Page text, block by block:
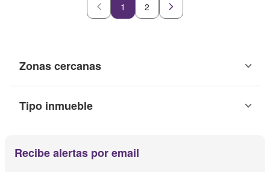
1 2
Zonas cercanas
Tipo inmueble
Recibe alertas por email